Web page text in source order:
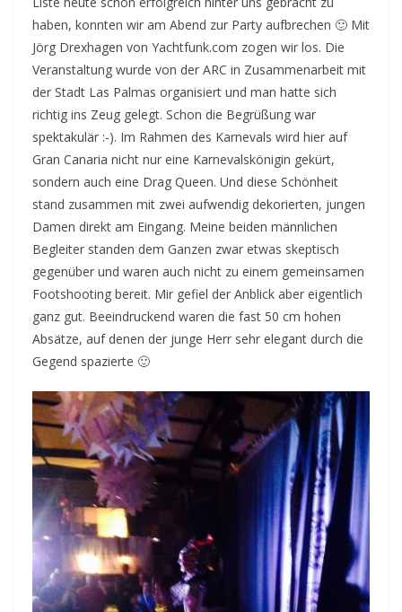
haben, konnten wir am Abend zur Party aufbrechen 🙂 Mit
Jörg Drexhagen von Yachtfunk.com zogen wir los. Die
Veranstaltung wurde von der ARC in Zusammenarbeit mit
der Stadt Las Palmas organisiert und man hatte sich
richtig ins Zeug gelegt. Schon die Begrüßung war
spektakulär :-). Im Rahmen des Karnevals wird hier auf
Gran Canaria nicht nur eine Karnevalskönigin gekürt,
sondern auch eine Drag Queen. Und diese Schönheit
stand zusammen mit zwei aufwendig dekorierten, jungen
Damen direkt am Eingang. Meine beiden männlichen
Begleiter standen dem Ganzen zwar etwas skeptisch
gegenüber und waren auch nicht zu einem gemeinsamen
Footshooting bereit. Mir gefiel der Anblick aber eigentlich
ganz gut. Beeindruckend waren die fast 50 cm hohen
Absätze, auf denen der junge Herr sehr elegant durch die
Gegend spazierte 🙂